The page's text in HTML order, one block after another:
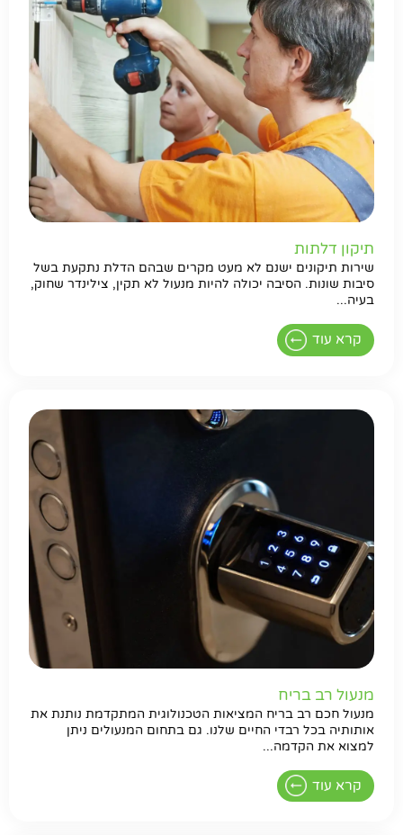
תיקון דלתות
שירות תיקונים ישנם לא מעט מקרים שבהם הדלת נתקעת בשל
סיבות שונות. הסיבה יכולה להיות מנעול לא תקין, צילינדר שחוק,
בעיה...
קרא עוד
מנעול רב בריח
מנעול חכם רב בריח המציאות הטכנולוגית המתקדמת נותנת את
אותותיה בכל רבדי החיים שלנו. גם בתחום המנעולים ניתן
למצוא את הקדמה...
קרא עוד